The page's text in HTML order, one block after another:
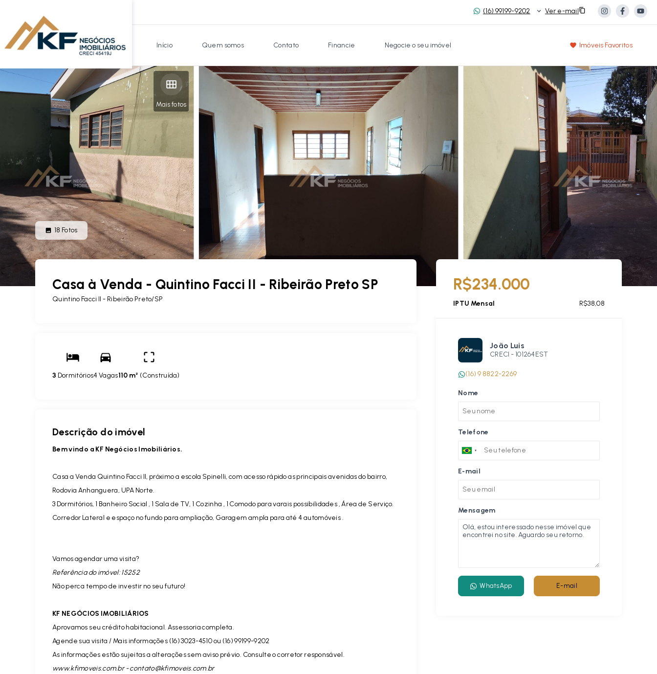
(16) 99199-9202 Ver e-mail
Início Quem somos Contato Financie Negocie o seu imóvel Imóveis Favoritos
Mais fotos
18 Fotos
Casa à Venda - Quintino Facci II - Ribeirão Preto SP
Quintino Facci II - Ribeirão Preto/SP
3 Dormitórios4 Vagas110 m² (Construída)
Descrição do imóvel
Bem vindo a KF Negócios Imobiliários.
Casa a Venda Quintino Facci II, próximo a escola Spinelli, com acesso rápido as principais avenidas do bairro,
Rodovia Anhanguera, UPA Norte.
3 Dormitórios, 1 Banheiro Social , 1 Sala de TV, 1 Cozinha , 1 Comodo para varais possibilidades , Área de Serviço.
Corredor Lateral e espaço no fundo para ampliação, Garagem ampla para até 4 automóveis .
Vamos agendar uma visita?
Referência do imóvel: 15252
Não perca tempo de investir no seu futuro!
KF NEGÓCIOS IMOBILIÁRIOS
Aprovamos seu crédito habitacional. Assessoria completa.
Agende sua visita / Mais informações (16) 3023-4510 ou (16) 99199-9202
As informações estão sujeitas a alterações sem aviso prévio. Consulte o corretor responsável.
www.kfimoveis.com.br -contato@kfimoveis.com.br
R$234.000
IPTU Mensal R$38,08
João Luis
CRECI - 101264EST
(16) 9 8822-2269
Nome
Telefone
E-mail
Mensagem
WhatsApp E-mail